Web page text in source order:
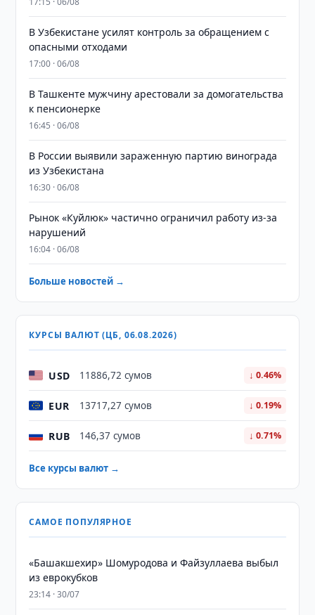
В Узбекистане усилят контроль за обращением с
опасными отходами
17:00 · 06/08
В Ташкенте мужчину арестовали за домогательства
к пенсионерке
16:45 · 06/08
В России выявили зараженную партию винограда
из Узбекистана
16:30 · 06/08
Рынок «Куйлюк» частично ограничил работу из-за
нарушений
16:04 · 06/08
Больше новостей →
КУРСЫ ВАЛЮТ (ЦБ, 06.08.2026)
USD 11886,72 сумов ↓ 0.46%
EUR 13717,27 сумов ↓ 0.19%
RUB 146,37 сумов ↓ 0.71%
Все курсы валют →
САМОЕ ПОПУЛЯРНОЕ
«Башакшехир» Шомуродова и Файзуллаева выбыл
из еврокубков
23:14 · 30/07